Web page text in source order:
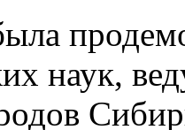
наук,